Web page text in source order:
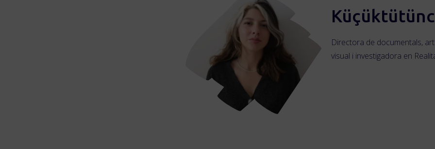
Directora de documentals,
visual i investigadora en